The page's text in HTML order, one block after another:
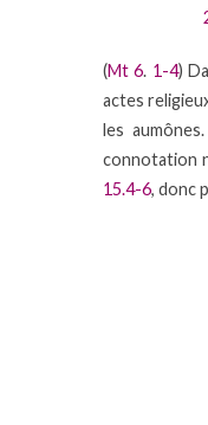
(Mt 6. 1-4)
actes
les
connotation
15.4-6, donc